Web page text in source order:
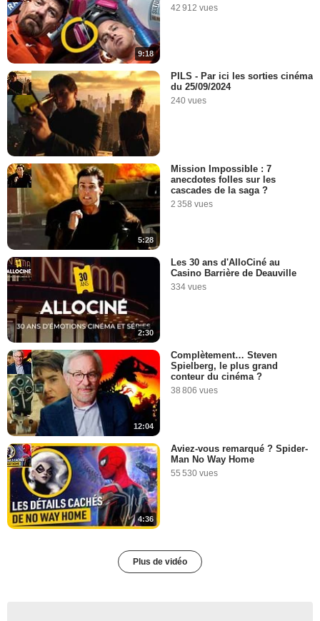
9:18
42 912 vues
PILS - Par ici les sorties cinéma
du 25/09/2024
240 vues
5:28
Mission Impossible : 7
anecdotes folles sur les
cascades de la saga ?
2 358 vues
2:30
Les 30 ans d'AlloCiné au
Casino Barrière de Deauville
334 vues
12:04
Complètement… Steven
Spielberg, le plus grand
conteur du cinéma ?
38 806 vues
4:36
Aviez-vous remarqué ? Spider-
Man No Way Home
55 530 vues
Plus de vidéo